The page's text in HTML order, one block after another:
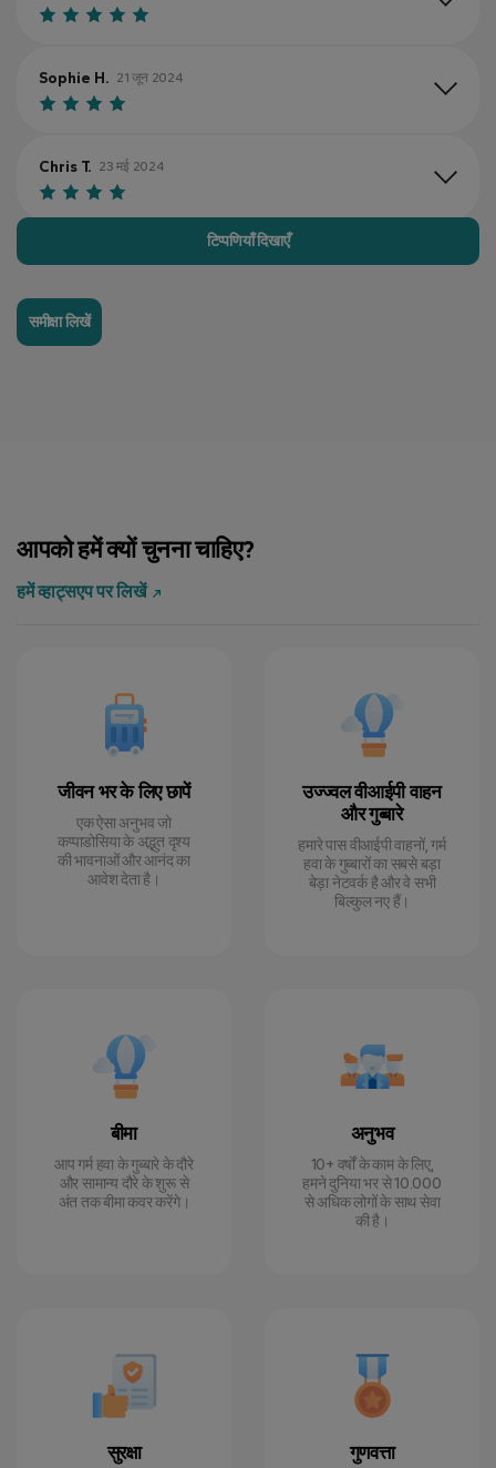
Sophie H. 21 जून 2024
Chris T. 23 मई 2024
Emily R.
टिप्पणियाँ दिखाएँ
समीक्षा लिखें
आपको हमें क्यों चुनना चाहिए?
हमें व्हाट्सएप पर लिखें
जीवन भर के लिए छापें
एक ऐसा अनुभव जो
कप्पाडोसिया के अद्भुत दृश्य
की भावनाओं और आनंद का
आवेश देता है।
उज्ज्वल वीआईपी वाहन
और गुब्बारे
हमारे पास वीआईपी वाहनों, गर्म
हवा के गुब्बारों का सबसे बड़ा
बेड़ा नेटवर्क है और वे सभी
बिल्कुल नए हैं।
बीमा
आप गर्म हवा के गुब्बारे के दौरे
और सामान्य दौरे के शुरू से
अंत तक बीमा कवर करेंगे।
अनुभव
10+ वर्षों के काम के लिए,
हमने दुनिया भर से 10.000
से अधिक लोगों के साथ सेवा
की है।
सुरक्षा गुणवत्ता